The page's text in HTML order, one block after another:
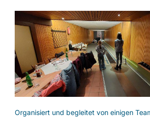
Rückblick:
Alle
Neune
Organisiert und begleitet von einigen